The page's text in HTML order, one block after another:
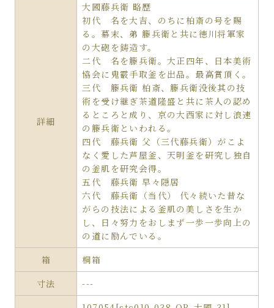
詳細
大國藤兵衛 略歴
初代 名を大吉、のちに柏斎の号を賜
る。幕末、弟 籐兵衛と共に徳川将軍家
の大砲を鋳造す。
二代 名を籐兵衛。大正四年、日本美術
協会に鬼霰手取釜を出品。最高賞頂く。
三代 籐兵衛 柏斎、籐兵衛没後其の技
術を受け継ぎ茶道隆盛と共に茶人の認め
るところと成り、京の大西家に対し浪速
の籐兵衛といわれる。
四代 藤兵衛 父（三代藤兵衛）がこよ
なく愛した芦屋釜、天明釜を研究し独自
の釜肌を研究会得。
五代 藤兵衛 早々隠居
六代 藤兵衛（当代） 代々続いた昔な
がらの技法による釜肌の美しさを生か
し、日々努力をおしまず一歩一歩向上の
の道に励んでいる。
箱
桐箱
寸法
---